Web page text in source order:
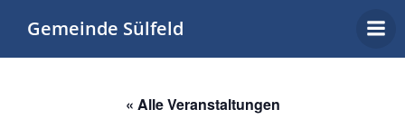
springen
Gemeinde Sülfeld
« Alle Veranstaltungen